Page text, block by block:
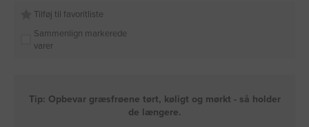
Tilføj til favoritliste
Sammenlign markerede
varer
Tip: Opbevar græsfrøene tørt, køligt og mørkt - så holder
de længere.